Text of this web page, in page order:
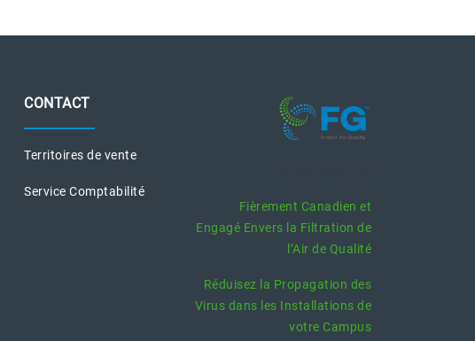
CONTACT
Territoires de vente
Service Comptabilité
Fièrement Canadien et
Engagé Envers la Filtration de
l’Air de Qualité
Réduisez la Propagation des
Virus dans les Installations de
votre Campus